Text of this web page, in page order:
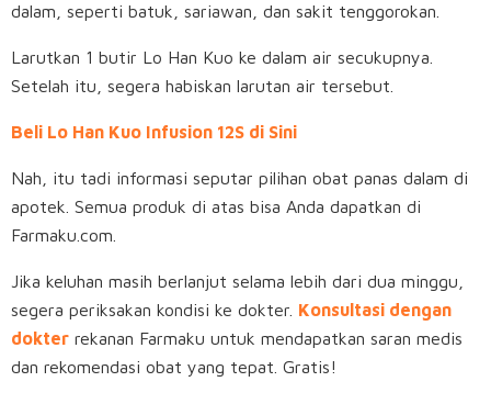
dalam, seperti batuk, sariawan, dan sakit tenggorokan.
Larutkan 1 butir Lo Han Kuo ke dalam air secukupnya.
Setelah itu, segera habiskan larutan air tersebut.
Beli Lo Han Kuo Infusion 12S di Sini
Nah, itu tadi informasi seputar pilihan obat panas dalam di
apotek. Semua produk di atas bisa Anda dapatkan di
Farmaku.com.
Jika keluhan masih berlanjut selama lebih dari dua minggu,
segera periksakan kondisi ke dokter. Konsultasi dengan
dokter rekanan Farmaku untuk mendapatkan saran medis
dan rekomendasi obat yang tepat. Gratis!